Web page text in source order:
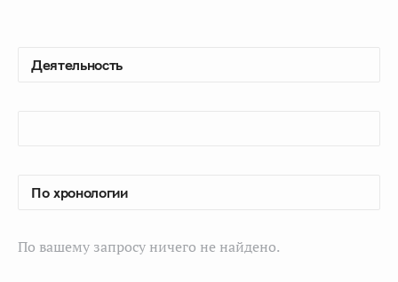
По вашему запросу ничего не найдено.